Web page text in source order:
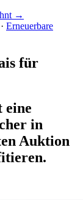
→
· Erneuerbare
für
eine
in
Auktion